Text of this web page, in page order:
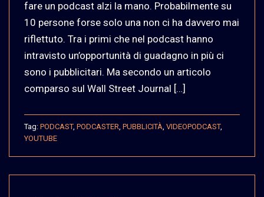
fare un podcast alzi la mano. Probabilmente su
10 persone forse solo una non ci ha davvero mai
riflettuto. Tra i primi che nel podcast hanno
intravisto un’opportunità di guadagno in più ci
sono i pubblicitari. Ma secondo un articolo
comparso sul Wall Street Journal […]
Tag: PODCAST, PODCASTER PUBBLICITÀ VIDEOPODCAST,
YOUTUBE